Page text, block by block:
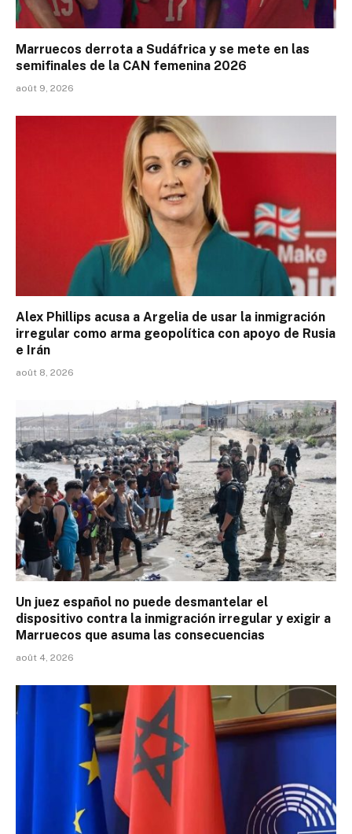
Marruecos derrota a Sudáfrica y se mete en las
semifinales de la CAN femenina 2026
août 9, 2026
Alex Phillips acusa a Argelia de usar la inmigración
irregular como arma geopolítica con apoyo de Rusia
e Irán
août 8, 2026
Un juez español no puede desmantelar el
dispositivo contra la inmigración irregular y exigir a
Marruecos que asuma las consecuencias
août 4, 2026